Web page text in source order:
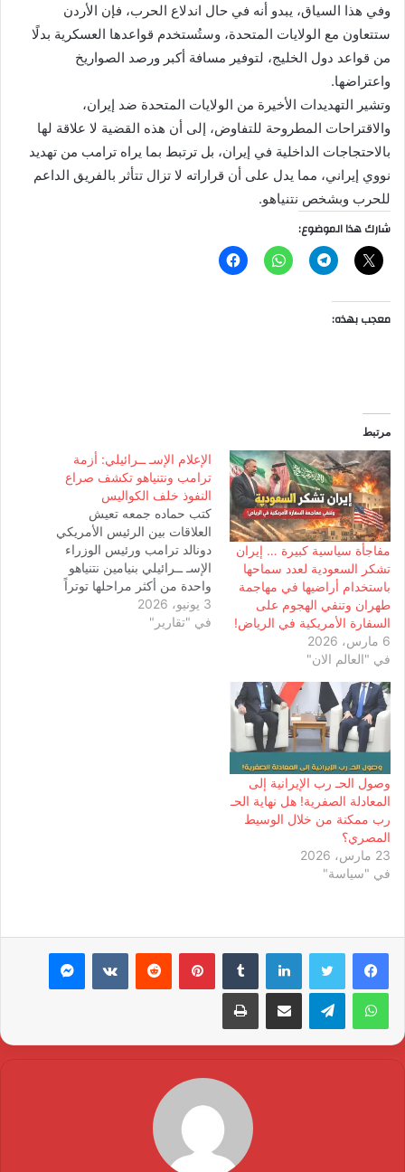
وفي هذا السياق، يبدو أنه في حال اندلاع الحرب، فإن الأردن
ستتعاون مع الولايات المتحدة، وستُستخدم قواعدها العسكرية بدلًا
من قواعد دول الخليج، لتوفير مسافة أكبر ورصد الصواريخ
واعتراضها.
وتشير التهديدات الأخيرة من الولايات المتحدة ضد إيران،
والاقتراحات المطروحة للتفاوض، إلى أن هذه القضية لا علاقة لها
بالاحتجاجات الداخلية في إيران، بل ترتبط بما يراه ترامب من تهديد
نووي إيراني، مما يدل على أن قراراته لا تزال تتأثر بالفريق الداعم
للحرب وبشخص نتنياهو.
شارك هذا الموضوع:
معجب بهذه:
مرتبط
مفاجأة سياسية كبيرة … إيران
تشكر السعودية لعدد سماحها
باستخدام أراضيها في مهاجمة
طهران وتنفي الهجوم على
السفارة الأمريكية في الرياض!
6 مارس، 2026
في "العالم الان"
الإعلام الإسـ ــرائيلي: أزمة
ترامب ونتنياهو تكشف صراع
النفوذ خلف الكواليس
كتب حماده جمعه تعيش
العلاقات بين الرئيس الأمريكي
دونالد ترامب ورئيس الوزراء
الإسـ ــرائيلي بنيامين نتنياهو
واحدة من أكثر مراحلها توتراً
في السنوات الأخيرة، وفق ما
كشفت عنه صحيفة “يديعوت
3 يونيو، 2026
في "تقارير"
وصول الحـ رب الإيرانية إلى
المعادلة الصفرية! هل نهاية الحـ
رب ممكنة من خلال الوسيط
المصري؟
23 مارس، 2026
في "سياسة"
لينكدإن بينتيريست ماسنجر
واتساب تيلقرام مشاركة عبر البريد طباعة